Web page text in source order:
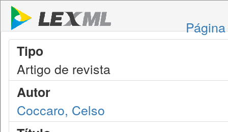
Tipo
Artigo de revista
Autor
Coccaro, Celso